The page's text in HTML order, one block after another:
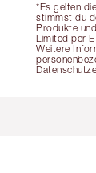
*Es gelten
stimmst du
Produkte
Limited per
Weitere